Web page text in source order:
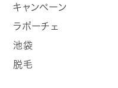
キャンペーン
ラポーチェ
池袋
脱毛